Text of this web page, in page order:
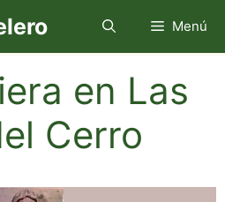
Menú
en Las
Cerro